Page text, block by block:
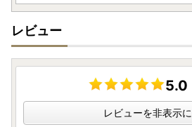
レビュー
5.0
レビューを非表示